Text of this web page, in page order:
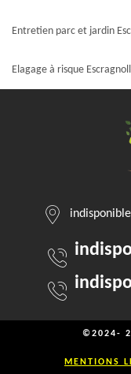
Entretien parc et jardin
Elagage à risque
indisponible
©2024-
MENTIONS